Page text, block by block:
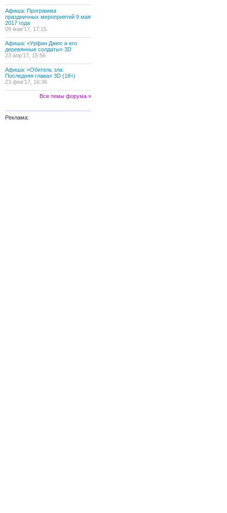
Афиша: Программа
праздничных мероприятий 9 мая
2017 года
09 мая’17, 17:15
Афиша: «Урфин Джюс и его
деревянные солдаты» 3D
23 апр’17, 15:56
Афиша: «Обитель зла:
Последняя глава» 3D (18+)
23 фев’17, 16:36
Все темы форума »
Реклама: